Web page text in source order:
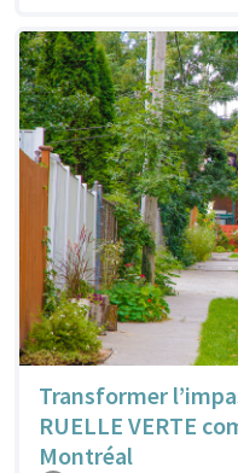
Transformer
RUELLE VERTE
Montréal